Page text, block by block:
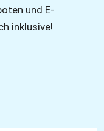
und E-
inklusive!